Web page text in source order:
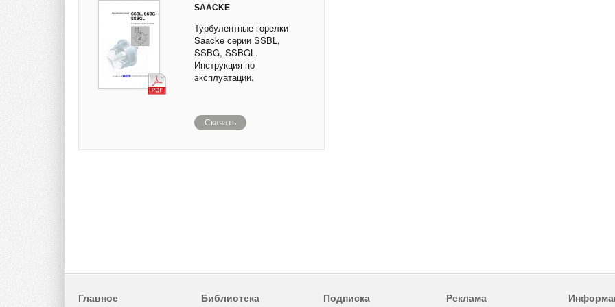
SAACKE
Турбулентные горелки
Saacke серии SSBL,
SSBG, SSBGL.
Инструкция по
эксплуатации.
Скачать
Главное Библиотека Подписка Реклама